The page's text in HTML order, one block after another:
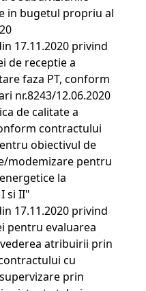
in bugetul propriu al
17.11.2020 privind
de receptie a
faza PT, conform
nr.8243/12.06.2020
de calitate a
contractului
obiectivul de
modemizare pentru
la
si II"
17.11.2020 privind
pentru evaluarea
atribuirii prin
cu
prin